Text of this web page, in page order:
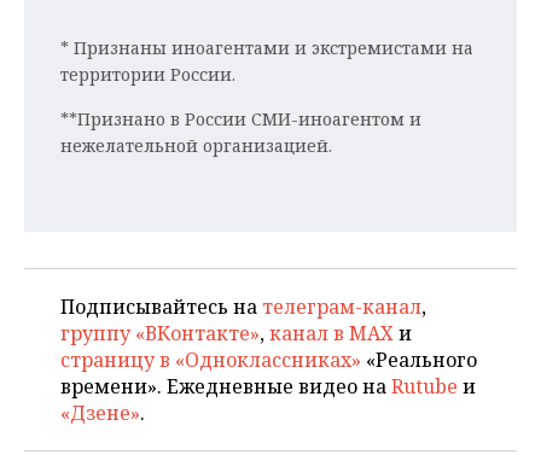
* Признаны иноагентами и экстремистами на
территории России.
**Признано в России СМИ-иноагентом и
нежелательной организацией.
Подписывайтесь на телеграм-канал,
группу «ВКонтакте»,канал в MAXи
страницу в «Одноклассниках» «Реального
времени». Ежедневные видео наRutube и
«Дзене».